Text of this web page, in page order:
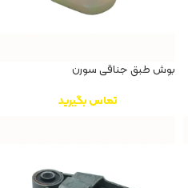
بوش طبق جناقی سورن
تماس بگیرید